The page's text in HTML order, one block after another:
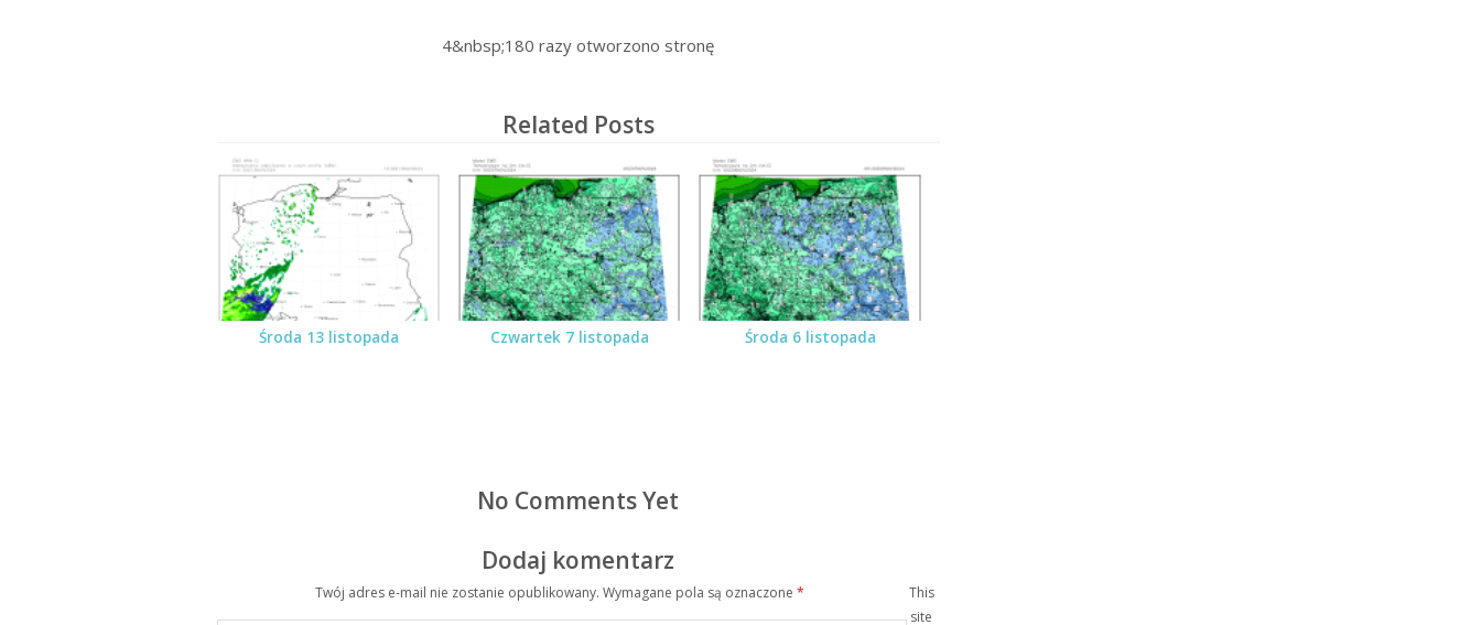
4&nbsp;180 razy otworzono stronę
Related Posts
Środa 13 listopada Czwartek 7 listopada Środa 6 listopada
No Comments Yet
Dodaj komentarz
Twój adres e-mail nie zostanie opublikowany. Wymagane pola są oznaczone*
This
site